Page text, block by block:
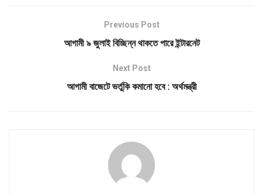
Previous Post
আগামী ৯ জুলাই বিচ্ছিন্ন থাকতে পারে ইন্টারনেট
Next Post
আগামী বাজেটে ভর্তুকি কমানো হবে : অর্থমন্ত্রী